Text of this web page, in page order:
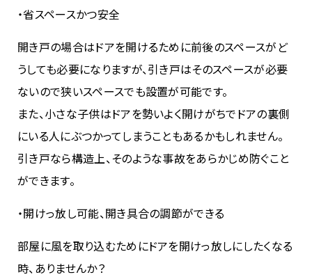
・省スペースかつ安全
開き戸の場合はドアを開けるために前後のスペースがど
うしても必要になりますが、引き戸はそのスペースが必要
ないので狭いスペースでも設置が可能です。
また、小さな子供はドアを勢いよく開けがちでドアの裏側
にいる人にぶつかってしまうこともあるかもしれません。
引き戸なら構造上、そのような事故をあらかじめ防ぐこと
ができます。
・開けっ放し可能、開き具合の調節ができる
部屋に風を取り込むためにドアを開けっ放しにしたくなる
時、ありませんか？